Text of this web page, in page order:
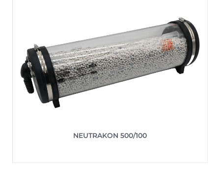
NEUTRAKON 500/100